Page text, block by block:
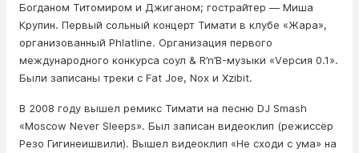
Богданом Титомиром и Джиганом; гострайтер — Миша
Крупин. Первый сольный концерт Тимати в клубе «Жара»,
организованный Phlatline. Организация первого
международного конкурса соул & R’n’B-музыки «Vерсия 0.1».
Были записаны треки с Fat Joe, Nox и Xzibit.
В 2008 году вышел ремикс Тимати на песню DJ Smash
«Moscow Never Sleeps». Был записан видеоклип (режиссёр
Резо Гигинеишвили). Вышел видеоклип «Не сходи с ума» на